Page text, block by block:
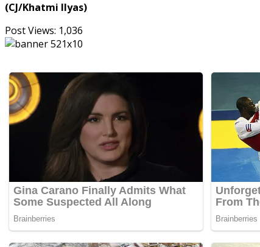
(CJ/Khatmi Ilyas)
Post Views: 1,036